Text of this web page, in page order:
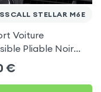
STELLAR M6E
Voiture
Pliable Noir
pour Crosscall
€